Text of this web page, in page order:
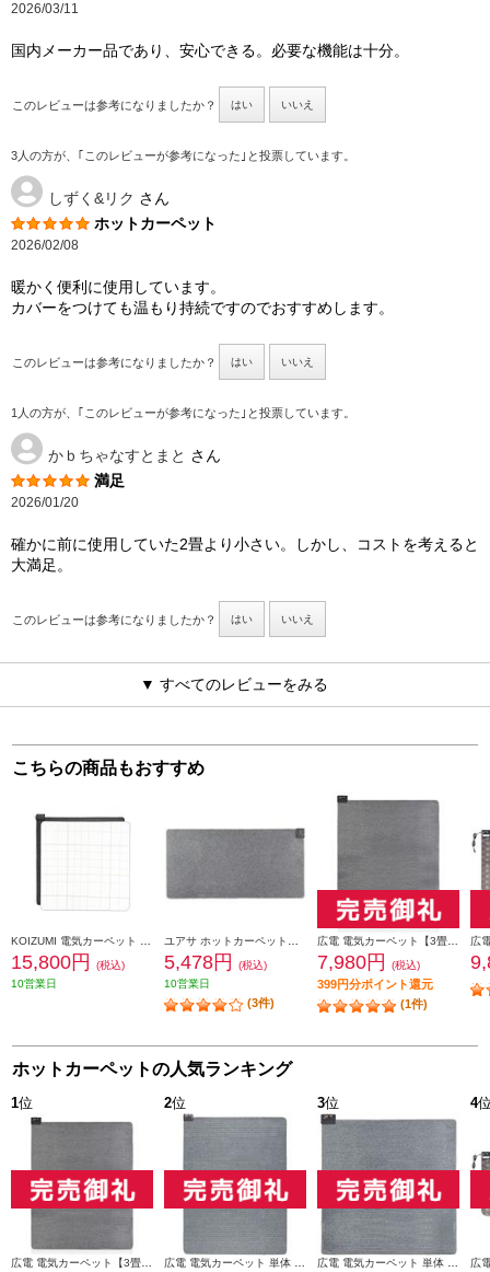
2026/03/11
国内メーカー品であり、安心できる。必要な機能は十分。
このレビューは参考になりましたか？ はい いいえ
3人の方が、｢このレビューが参考になった｣と投票しています。
しずく&リク さん
ホットカーペット
2026/02/08
暖かく便利に使用しています。
カバーをつけても温もり持続ですのでおすすめします。
このレビューは参考になりましたか？ はい いいえ
1人の方が、｢このレビューが参考になった｣と投票しています。
かｂちゃなすとまと さん
満足
2026/01/20
確かに前に使用していた2畳より小さい。しかし、コストを考えると
大満足。
このレビューは参考になりましたか？ はい いいえ
▼ すべてのレビューをみる
こちらの商品もおすすめ
15,800円
(税込)
10営業日
5,478円
(税込)
10営業日
(3件)
7,980円 (税込)
399円分ポイント還元
(1件)
ホットカーペットの人気ランキング
1位 2位 3位 4